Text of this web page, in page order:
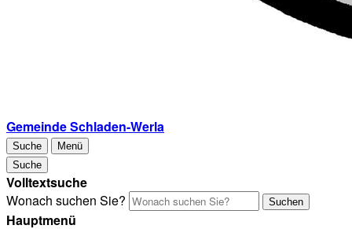
Gemeinde Schladen-Werla
Suche
Menü
Suche
Volltextsuche
Wonach suchen Sie?
Suchen
Hauptmenü